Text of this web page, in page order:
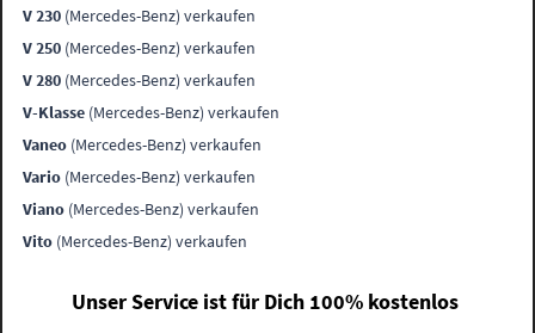
V 230 (Mercedes-Benz) verkaufen
V 250 (Mercedes-Benz) verkaufen
V 280 (Mercedes-Benz) verkaufen
V-Klasse (Mercedes-Benz) verkaufen
Vaneo (Mercedes-Benz) verkaufen
Vario (Mercedes-Benz) verkaufen
Viano (Mercedes-Benz) verkaufen
Vito (Mercedes-Benz) verkaufen
Unser Service ist für Dich 100% kostenlos